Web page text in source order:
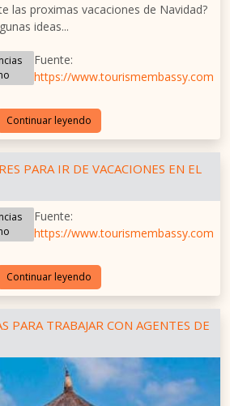
las proximas vacaciones de Navidad?
ideas...
Fuente:
https://www.tourismembassy.com
Continuar leyendo
PARA IR DE VACACIONES EN EL
Fuente:
https://www.tourismembassy.com
Continuar leyendo
PARA TRABAJAR CON AGENTES DE